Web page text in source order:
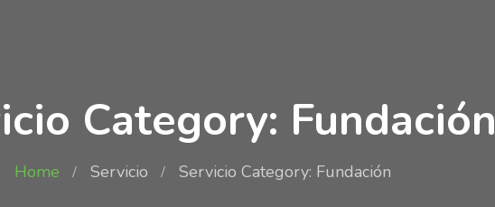
Category: Fundación
Home Servicio Servicio Category: Fundación